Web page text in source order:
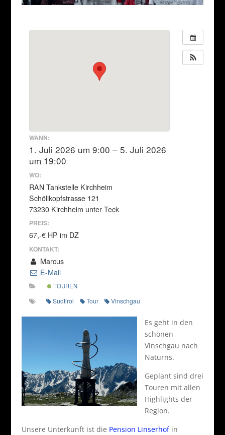
WANN:
1. Juli 2026 um 9:00 – 5. Juli 2026
um 19:00
WO:
RAN Tankstelle Kirchheim
Schöllkopfstrasse 121
73230 Kirchheim unter Teck
PREIS:
67,-€ HP im DZ
KONTAKT:
Marcus
E-Mail
TOUREN
Südtirol Tour Vinschgau
Es geht in den
schönen
Vinschgau nach
Naturns.
Geplant sind drei
Touren mit allen
Highlights der
Region.
Unsere Unterkunft ist die Pension Linserhofin